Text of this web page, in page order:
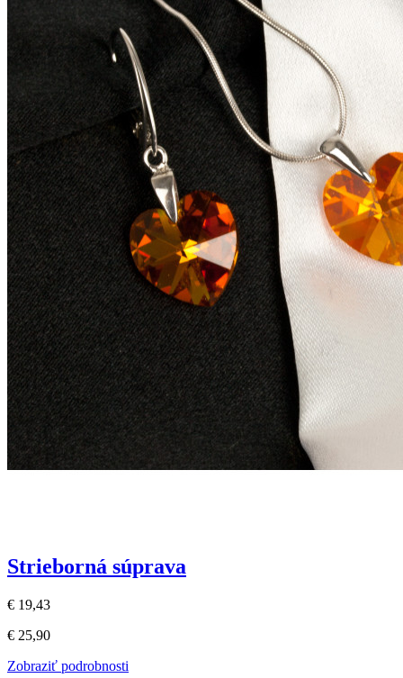
Strieborná súprava
€ 19,43
€ 25,90
Zobraziť podrobnosti